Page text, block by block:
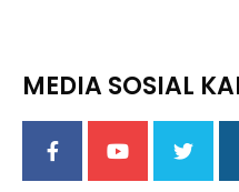
MEDIA SOSIAL